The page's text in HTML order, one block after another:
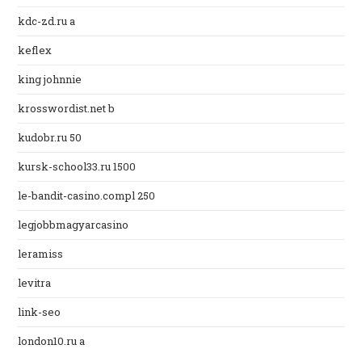
kdc-zd.ru a
keflex
king johnnie
krosswordist.net b
kudobr.ru 50
kursk-school33.ru 1500
le-bandit-casino.compl 250
legjobbmagyarcasino
leramiss
levitra
link-seo
london10.ru a